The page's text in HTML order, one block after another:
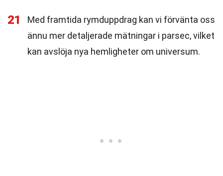
21
Med framtida rymduppdrag kan vi förvänta oss
ännu mer detaljerade mätningar i parsec, vilket
kan avslöja nya hemligheter om universum.